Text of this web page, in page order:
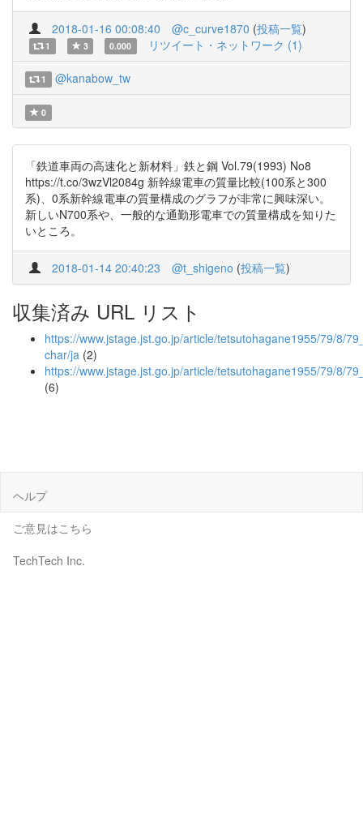
2018-01-16 00:08:40 @c_curve1870 (投稿一覧)
1 3 0.000 リツイート・ネットワーク (1)
1 @kanabow_tw
0
「鉄道車両の高速化と新材料」鉄と鋼 Vol.79(1993) No8
https://t.co/3wzVl2084g 新幹線電車の質量比較(100系と300
系)、0系新幹線電車の質量構成のグラフが非常に興味深い。
新しいN700系や、一般的な通勤形電車での質量構成を知りた
いところ。
2018-01-14 20:40:23 @t_shigeno (投稿一覧)
収集済み URL リスト
https://www.jstage.jst.go.jp/article/tetsutohagane1955/79/8/
char/ja (2)
https://www.jstage.jst.go.jp/article/tetsutohagane1955/79/8/
(6)
ヘルプ
ご意見はこちら
TechTech Inc.